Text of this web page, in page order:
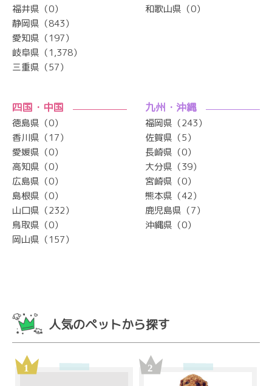
福井県（0）
静岡県（843）
愛知県（197）
岐阜県（1,378）
三重県（57）
和歌山県（0）
四国・中国
徳島県（0）
香川県（17）
愛媛県（0）
高知県（0）
広島県（0）
島根県（0）
山口県（232）
鳥取県（0）
岡山県（157）
九州・沖縄
福岡県（243）
佐賀県（5）
長崎県（0）
大分県（39）
宮崎県（0）
熊本県（42）
鹿児島県（7）
沖縄県（0）
人気のペットから探す